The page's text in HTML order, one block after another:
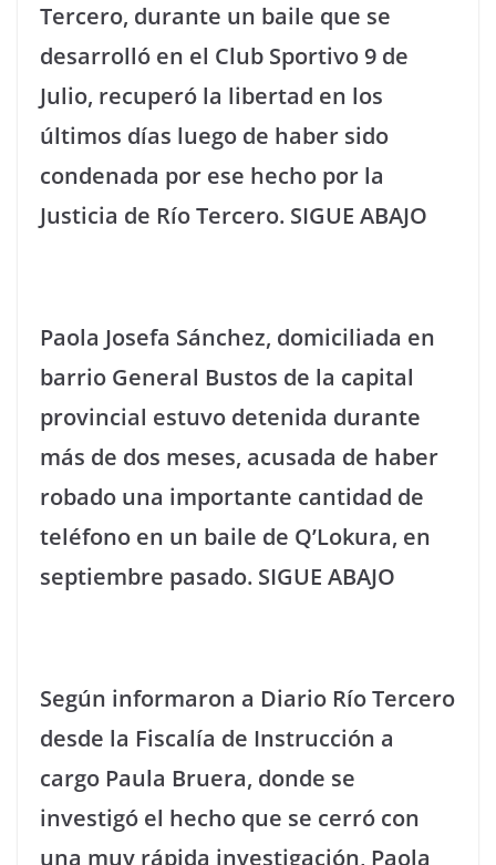
Tercero, durante un baile que se
desarrolló en el Club Sportivo 9 de
Julio, recuperó la libertad en los
últimos días luego de haber sido
condenada por ese hecho por la
Justicia de Río Tercero. SIGUE ABAJO
Paola Josefa Sánchez, domiciliada en
barrio General Bustos de la capital
provincial estuvo detenida durante
más de dos meses, acusada de haber
robado una importante cantidad de
teléfono en un baile de Q’Lokura, en
septiembre pasado. SIGUE ABAJO
Según informaron a Diario Río Tercero
desde la Fiscalía de Instrucción a
cargo Paula Bruera, donde se
investigó el hecho que se cerró con
una muy rápida investigación, Paola